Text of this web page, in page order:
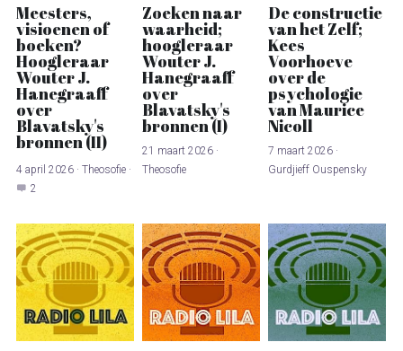
Meesters,
visioenen of
boeken?
Hoogleraar
Wouter J.
Hanegraaff
over
Blavatsky's
bronnen (II)
4 april 2026· Theosofie·
2
Zoeken naar
waarheid;
hoogleraar
Wouter J.
Hanegraaff
over
Blavatsky's
bronnen (I)
21 maart 2026·
Theosofie
De constructie
van het Zelf;
Kees
Voorhoeve
over de
psychologie
van Maurice
Nicoll
7 maart 2026·
Gurdjieff Ouspensky